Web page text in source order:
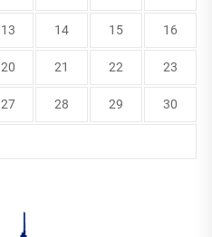
13 14 15 16
20 21 22 23
27 28 29 30